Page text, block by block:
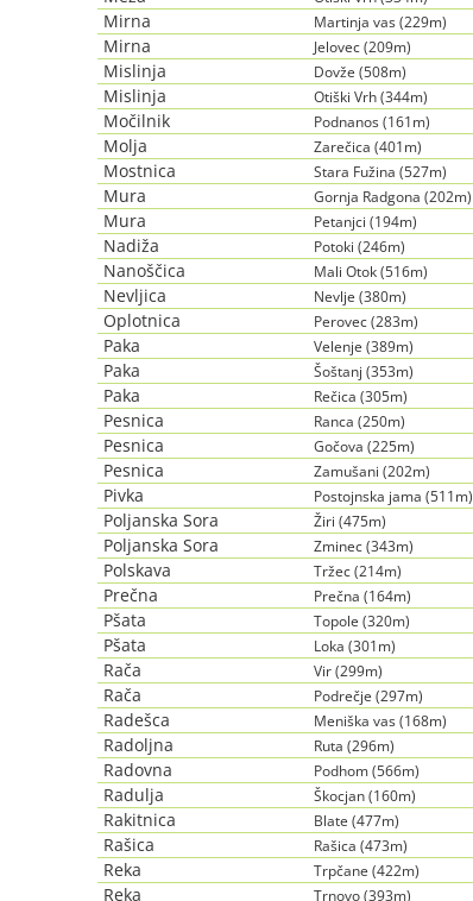
Mirna
Martinja vas (229m)
Mirna
Jelovec (209m)
Mislinja
Dovže (508m)
Mislinja
Otiški Vrh (344m)
Močilnik
Podnanos (161m)
Molja
Zarečica (401m)
Mostnica
Stara Fužina (527m)
Mura
Gornja Radgona (202m)
Mura
Petanjci (194m)
Nadiža
Potoki (246m)
Nanoščica
Mali Otok (516m)
Nevljica
Nevlje (380m)
Oplotnica
Perovec (283m)
Paka
Velenje (389m)
Paka
Šoštanj (353m)
Paka
Rečica (305m)
Pesnica
Ranca (250m)
Pesnica
Gočova (225m)
Pesnica
Zamušani (202m)
Pivka
Postojnska jama (511m)
Poljanska Sora
Žiri (475m)
Poljanska Sora
Zminec (343m)
Polskava
Tržec (214m)
Prečna
Prečna (164m)
Pšata
Topole (320m)
Pšata
Loka (301m)
Rača
Vir (299m)
Rača
Podrečje (297m)
Radešca
Meniška vas (168m)
Radoljna
Ruta (296m)
Radovna
Podhom (566m)
Radulja
Škocjan (160m)
Rakitnica
Blate (477m)
Rašica
Rašica (473m)
Reka
Trpčane (422m)
Reka
Trnovo (393m)